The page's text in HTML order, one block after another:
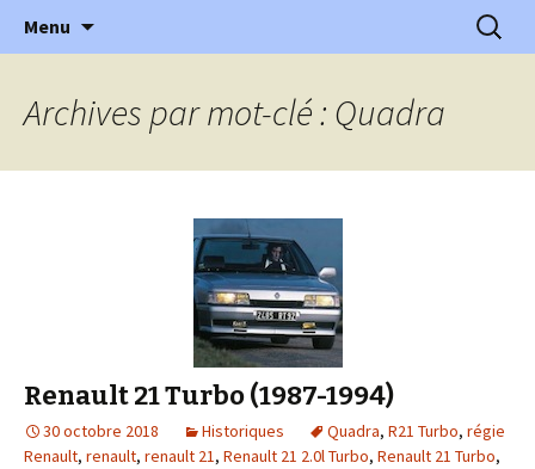
l'Automobile Ancienne
l'automobile ancienne : articles, historiques
…
Menu
Archives par mot-clé : Quadra
Renault 21 Turbo (1987-1994)
30 octobre 2018 Historiques Quadra, R21 Turbo, régie
Renault, renault, renault 21, Renault 21 2.0l Turbo, Renault 21 Turbo,